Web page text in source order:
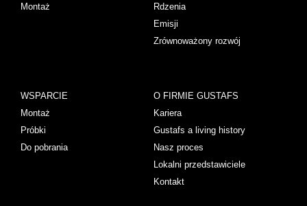
Montaż
Rdzenia
Emisji
Zrównoważony rozwój
WSPARCIE
Montaż
Próbki
Do pobrania
O FIRMIE GUSTAFS
Kariera
Gustafs a living history
Nasz proces
Lokalni przedstawiciele
Kontakt